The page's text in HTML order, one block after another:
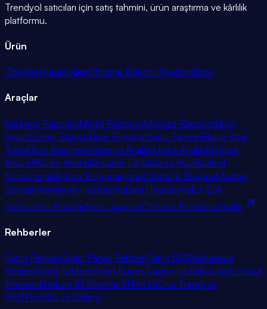
Trendyol satıcıları için satış tahmini, ürün araştırma ve kârlılık
platformu.
Ürün
ÖzelliklerNasıl ÇalışırChrome EklentisiFiyatlandırma
Araçlar
Kategori RaporlarıMarka RaporlarıMağaza RaporlarıÜrün
AnalizGörsel StüdyoÜrün FotoğrafıSatış TahminiRakip Stok
TakibiÜrün AraştırmaKategori AnaliziMarka AnaliziMağaza
AnaliziReklam AnaliziSıralama TakibiMega KeşifBarkod
SorgulamaMağaza EntegrasyonuOtomatik BuyboxMüşteri
SorularıKomisyon HesaplamaDesi HesaplamaEn Çok
SatanlarNiş FırsatlarAnaliz AraçlarıChrome Eklentisini Yükle
Rehberler
Satıcı RehberiSatıcı Paneli RehberiSatıcı SSSMuhasebe
RehberiVergi RehberiŞirket KurmaToptan TedarikJungle Scout
AlternatifiHelium 10 AlternatifiTPro360 vs Trendyol
ProTPro360 vs Sellerg